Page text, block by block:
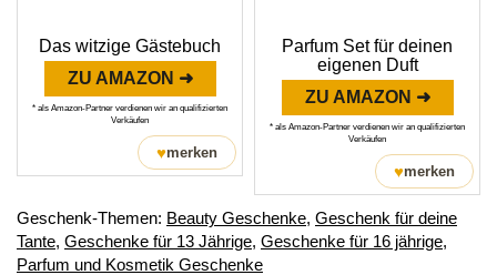
Das witzige Gästebuch
ZU AMAZON ➜
* als Amazon-Partner verdienen wir an qualifizierten
Verkäufen
♥merken
Parfum Set für deinen
eigenen Duft
ZU AMAZON ➜
* als Amazon-Partner verdienen wir an qualifizierten
Verkäufen
♥merken
Geschenk-Themen: Beauty Geschenke, Geschenk für deine
Tante, Geschenke für 13 Jährige, Geschenke für 16 jährige,
Parfum und Kosmetik Geschenke